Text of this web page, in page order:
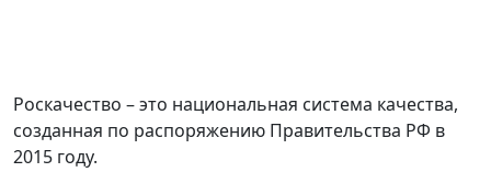
Роскачество – это национальная система качества,
созданная по распоряжению Правительства РФ в
2015 году.